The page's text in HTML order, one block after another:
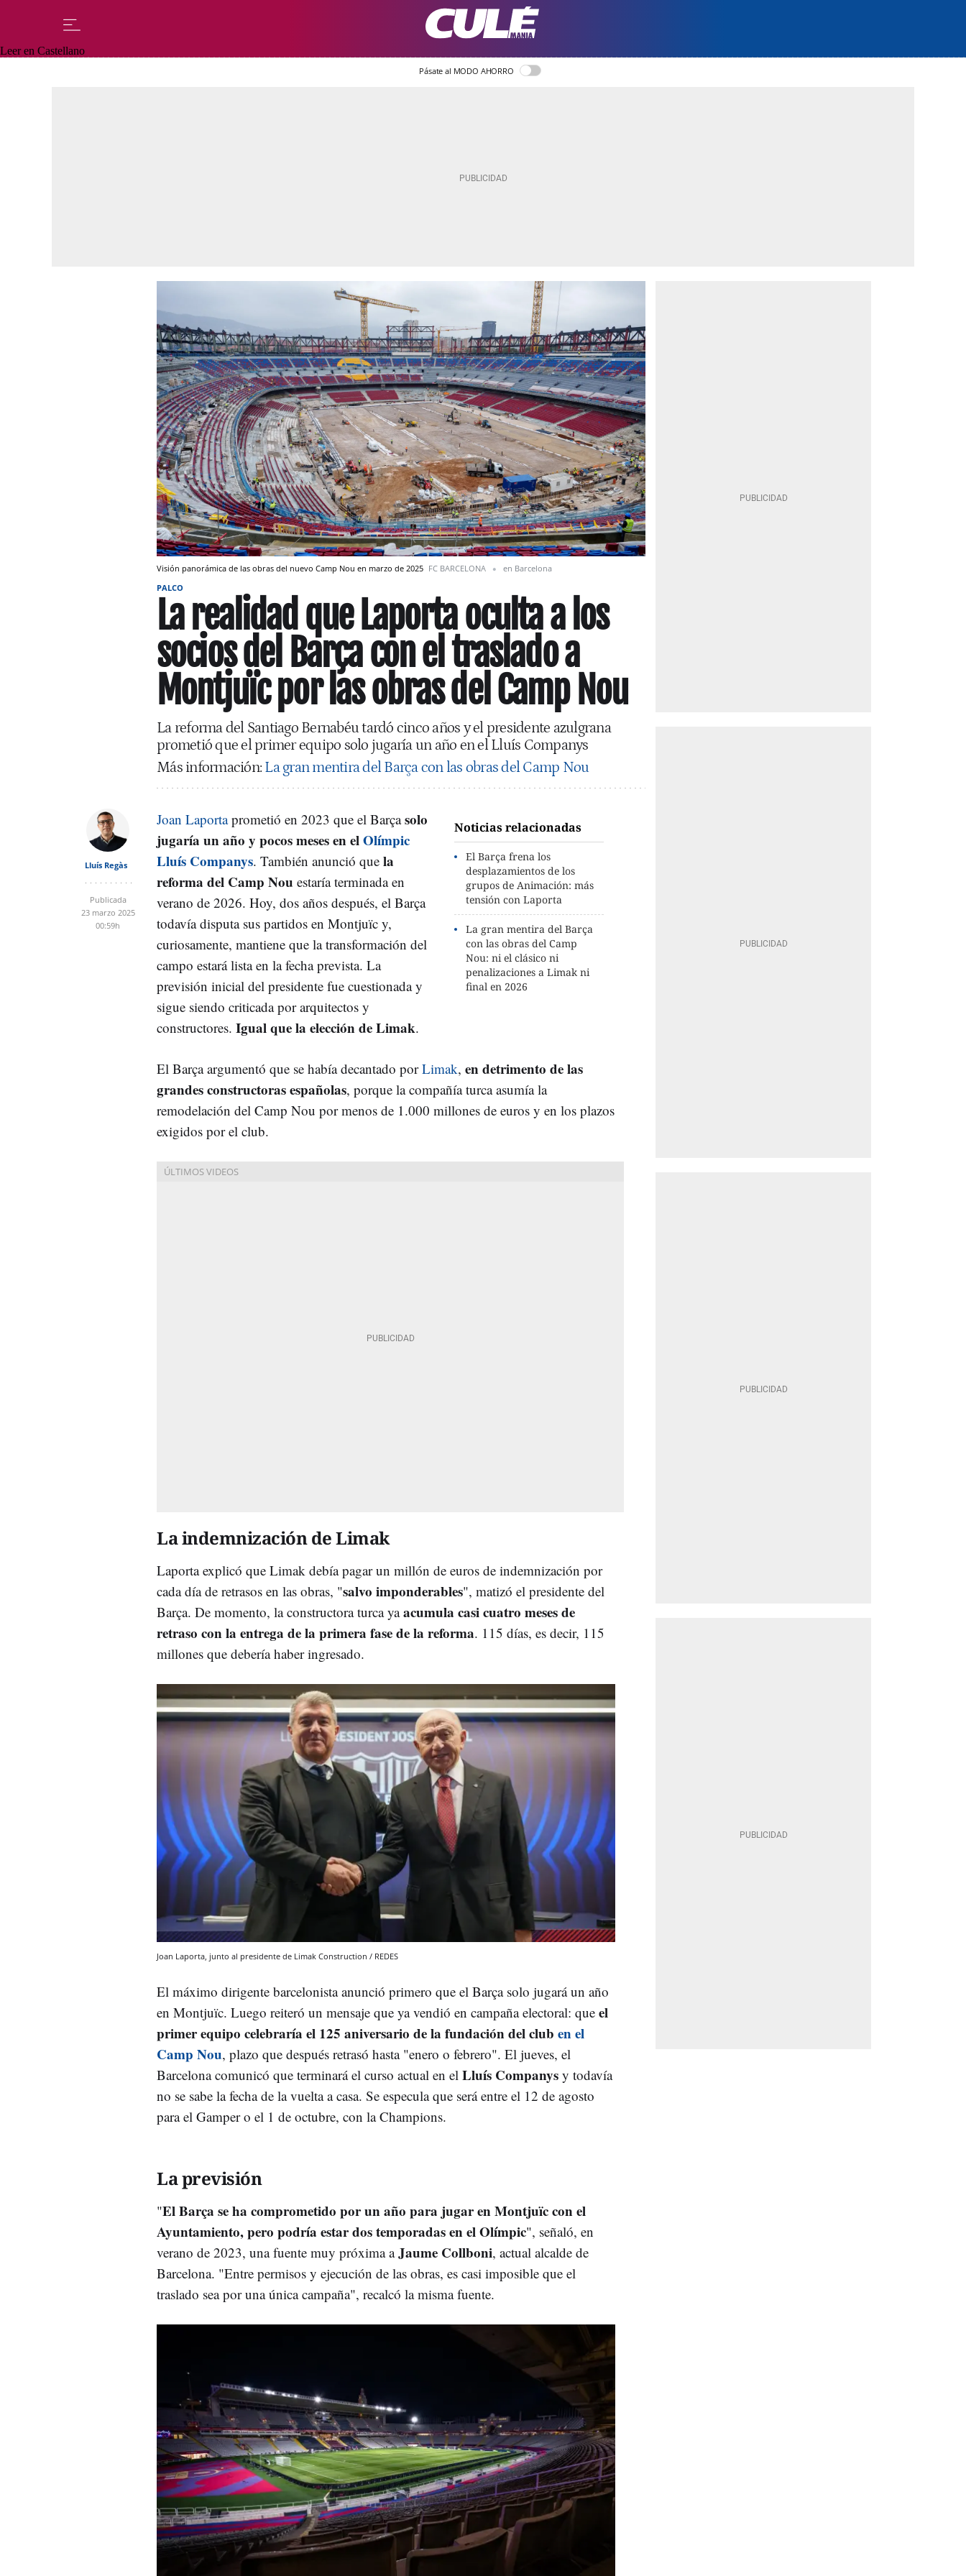
Leer en Castellano
Pásate al MODO AHORRO
Visión panorámica de las obras del nuevo Camp Nou en marzo de 2025 FC BARCELONA
en Barcelona
PALCO
La realidad que Laporta oculta a los
socios del Barça con el traslado a
Montjuïc por las obras del Camp Nou
La reforma del Santiago Bernabéu tardó cinco años y el presidente azulgrana
prometió que el primer equipo solo jugaría un año en el Lluís Companys
Más información: La gran mentira del Barça con las obras del Camp Nou
Lluís Regàs
Publicada
23 marzo 2025
00:59h
Noticias relacionadas
El Barça frena los
desplazamientos de los
grupos de Animación: más
tensión con Laporta
La gran mentira del Barça
con las obras del Camp
Nou: ni el clásico ni
penalizaciones a Limak ni
final en 2026
Joan Laportaprometió en 2023 que el Barçasolo
jugaría un año y pocos meses en elOlímpic
Lluís Companys. También anunció que la
reforma del Camp Nou estaría terminada en
verano de 2026. Hoy, dos años después, el Barça
todavía disputa sus partidos en Montjuïc y,
curiosamente, mantiene que la transformación del
campo estará lista en la fecha prevista. La
previsión inicial del presidente fue cuestionada y
sigue siendo criticada por arquitectos y
constructores. Igual que la elección de Limak.
El Barça argumentó que se había decantado porLimak, en detrimento de las
grandes constructoras españolas, porque la compañía turca asumía la
remodelación del Camp Nou por menos de 1.000 millones de euros y en los plazos
exigidos por el club.
La indemnización de Limak
Laporta explicó que Limak debía pagar un millón de euros de indemnización por
cada día de retrasos en las obras, "salvo imponderables", matizó el presidente del
Barça. De momento, la constructora turca yaacumula casi cuatro meses de
retraso con la entrega de la primera fase de la reforma. 115 días, es decir, 115
millones que debería haber ingresado.
Joan Laporta, junto al presidente de Limak Construction / REDES
El máximo dirigente barcelonista anunció primero que el Barça solo jugará un año
en Montjuïc. Luego reiteró un mensaje que ya vendió en campaña electoral: que el
primer equipo celebraría el 125 aniversario de la fundación del club en el
Camp Nou, plazo que después retrasó hasta "enero o febrero". El jueves, el
Barcelona comunicó que terminará el curso actual en el Lluís Companys y todavía
no se sabe la fecha de la vuelta a casa. Se especula que será entre el 12 de agosto
para el Gamper o el 1 de octubre, con la Champions.
La previsión
"El Barça se ha comprometido por un año para jugar en Montjuïc con el
Ayuntamiento, pero podría estar dos temporadas en el Olímpic", señaló, en
verano de 2023, una fuente muy próxima aJaume Collboni, actual alcalde de
Barcelona. "Entre permisos y ejecución de las obras, es casi imposible que el
traslado sea por una única campaña", recalcó la misma fuente.